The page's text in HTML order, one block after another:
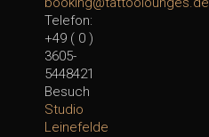
Telefon:
+49 ( 0 )
3605-
5448421
Besuch
Studio
Leinefelde